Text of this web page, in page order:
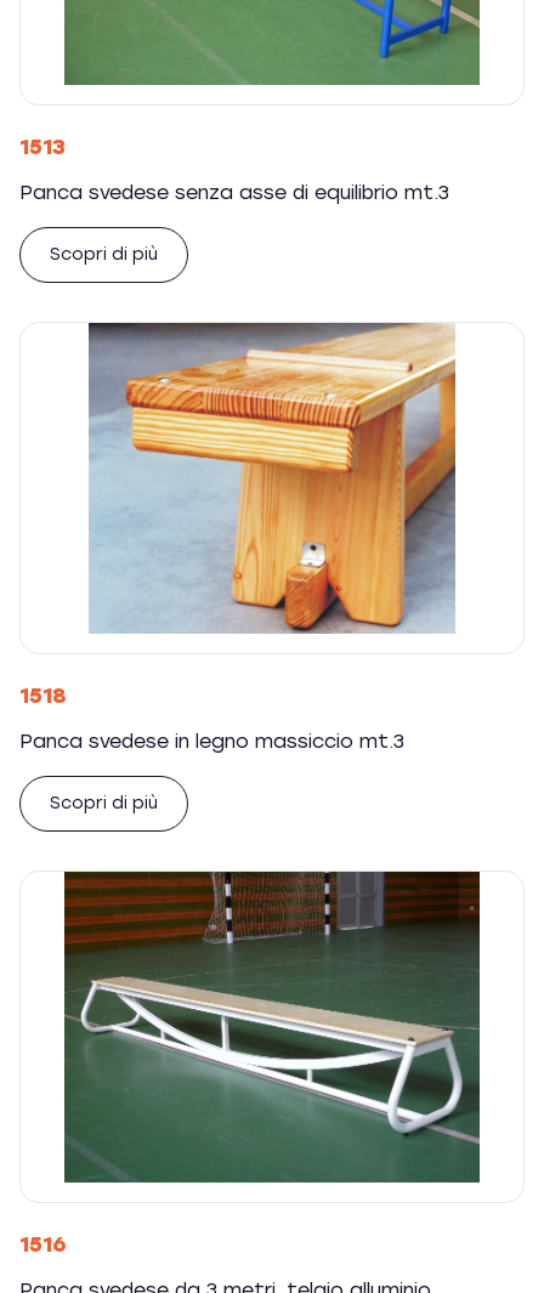
1513
Panca svedese senza asse di equilibrio mt.3
Scopri di più
1518
Panca svedese in legno massiccio mt.3
Scopri di più
1516